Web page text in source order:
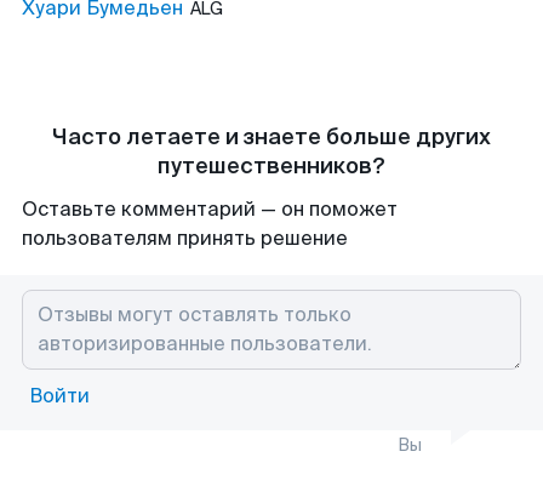
Хуари Бумедьен ALG
Часто летаете и знаете больше других
путешественников?
Оставьте комментарий — он поможет
пользователям принять решение
Войти
Вы